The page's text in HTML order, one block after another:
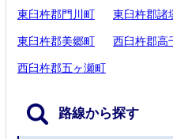
東臼杵郡門川町 東臼杵郡諸
東臼杵郡美郷町 西臼杵郡高
西臼杵郡五ヶ瀬町
路線から探す